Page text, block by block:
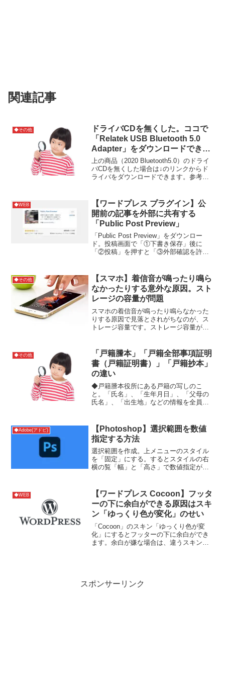
関連記事
◆その他
ドライバCDを無くした。ココで
「Relatek USB Bluetooth 5.0
Adapter」をダウンロードできま
す【2020 Bluetooth5.0】
Bluetooth USBアダプタ ブルー
トゥース子機 PC用/ナノサイ
タ Windows10 apt-X 対応
Class2 Bluetooth Dongle 超小型
Ver5.0 apt-x EDR/LE対応(省電力)
Bluetooth USBアダプタ ドング
ル Bluetoothアダプター
上の商品（2020 Bluetooth5.0）のドライ
バCDを無くした場合は↓のリンクからド
ライバをダウンロードできます。参考サ
◆WEB
【ワードプレス プラグイン】公
開前の記事を外部に共有する
「Public Post Preview」
「Public Post Preview」をダウンロー
ド。投稿画面で「①下書き保存」後に
「②投稿」を押すと「③外部確認を許可
外部の人が記事を確認できます。※注：
ただ、...
◆その他
【スマホ】着信音が鳴ったり鳴ら
なかったりする意外な原因。スト
レージの容量が問題
スマホの着信音が鳴ったり鳴らなかった
りする原因で見落とされがちなのが、ス
トレージ容量です。ストレージ容量がパ
除しましょう。
◆その他
「戸籍謄本」「戸籍全部事項証明
書（戸籍証明書）」「戸籍抄本」
の違い
◆戸籍謄本役所にある戸籍の写しのこ
と。「氏名」、「生年月日」、「父母の
氏名」、「出生地」などの情報を全員分
書」という。「戸籍謄本」と内容は同
じ。◆戸籍抄本「戸籍謄本」の全...
◆Adobe(アドビ)
【Photoshop】選択範囲を数値
指定する方法
選択範囲を作成。上メニューのスタイル
を「固定」にする。するとスタイルの右
横の覧「幅」と「高さ」で数値指定がで
◆WEB
【ワードプレス Cocoon】フッタ
ーの下に余白ができる原因はスキ
ン「ゆっくり色が変化」のせい
「Cocoon」のスキン「ゆっくり色が変
化」にするとフッターの下に余白ができ
ます。余白が嫌な場合は、違うスキンに
スポンサーリンク